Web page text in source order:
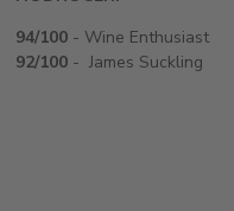
94/100 - Wine Enthusiast
92/100 - James Suckling